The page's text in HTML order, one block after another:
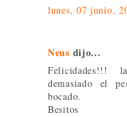
lunes, 07 junio,
Neus dijo...
Felicidades!!!
demasiado el
bocado.
Besitos